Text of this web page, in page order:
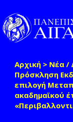
Παράκαμψη προς
Είστε
Αρχική > Νέα /
Πρόσκληση
επιλογή
ακαδημαϊκού